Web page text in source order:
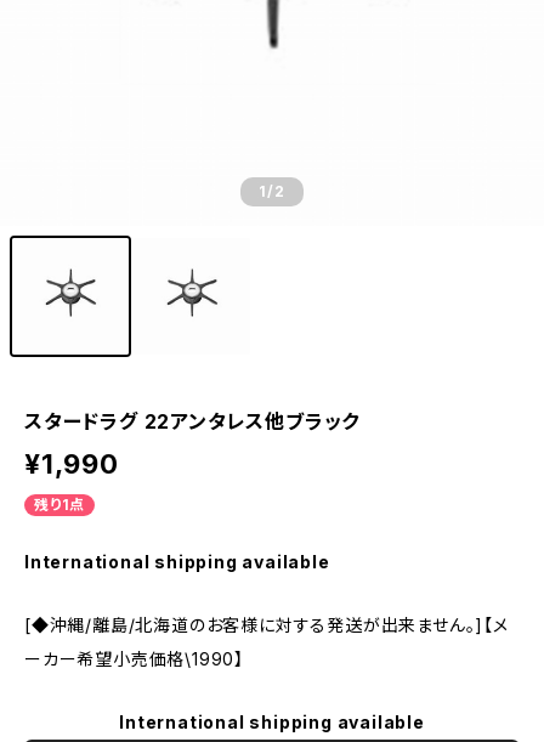
1/2
スタードラグ 22アンタレス他ブラック
¥1,990
残り1点
International shipping available
[◆沖縄/離島/北海道のお客様に対する発送が出来ません。]【メ
ーカー希望小売価格\1990】
International shipping available